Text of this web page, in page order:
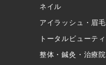
ネイル
アイラッシュ・眉毛
トータルビューティ
整体・鍼灸・治療院